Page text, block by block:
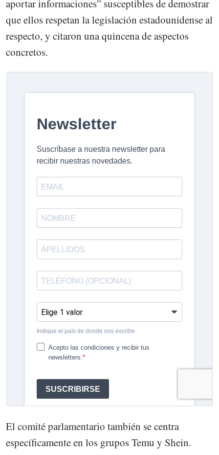
aportar informaciones” susceptibles de demostrar
que ellos respetan la legislación estadounidense al
respecto, y citaron una quincena de aspectos
concretos.
El comité parlamentario también se centra
específicamente en los grupos Temu y Shein.